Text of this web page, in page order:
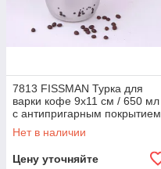
7813 FISSMAN Турка для
варки кофе 9x11 см / 650 мл
с антипригарным покрытием
(нерж. сталь)
Нет в наличии
Цену уточняйте